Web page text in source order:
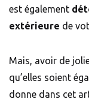
est également
extérieure de
Mais, avoir de
qu’elles soient
donne dans cet